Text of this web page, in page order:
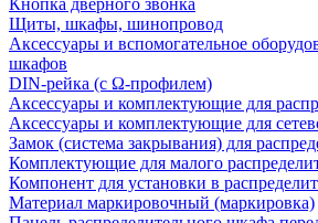
Кнопка дверного звонка
Щиты, шкафы, шинопровод
Аксессуары и вспомогательное
шкафов
DIN-рейка (с Ω-профилем)
Аксессуары и комплектующие для
Аксессуары и комплектующие для
Замок (система закрывания) для
Комплектующие для малого
Компонент для установки в
Материал маркировочный (маркировка)